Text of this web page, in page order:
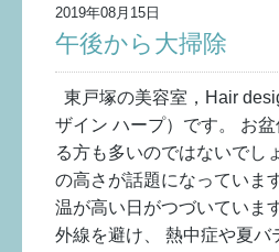
2019年08月15日
午後から大掃除
東戸塚の美容室，Hair
ザイン ハープ）です。 お
る方も多いのではないでし
の高さが話題になっていま
温が高い日がつづいていま
外線を避け、 熱中症や夏バ